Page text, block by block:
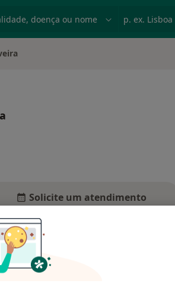
Solicite um atendimento
Opiniões